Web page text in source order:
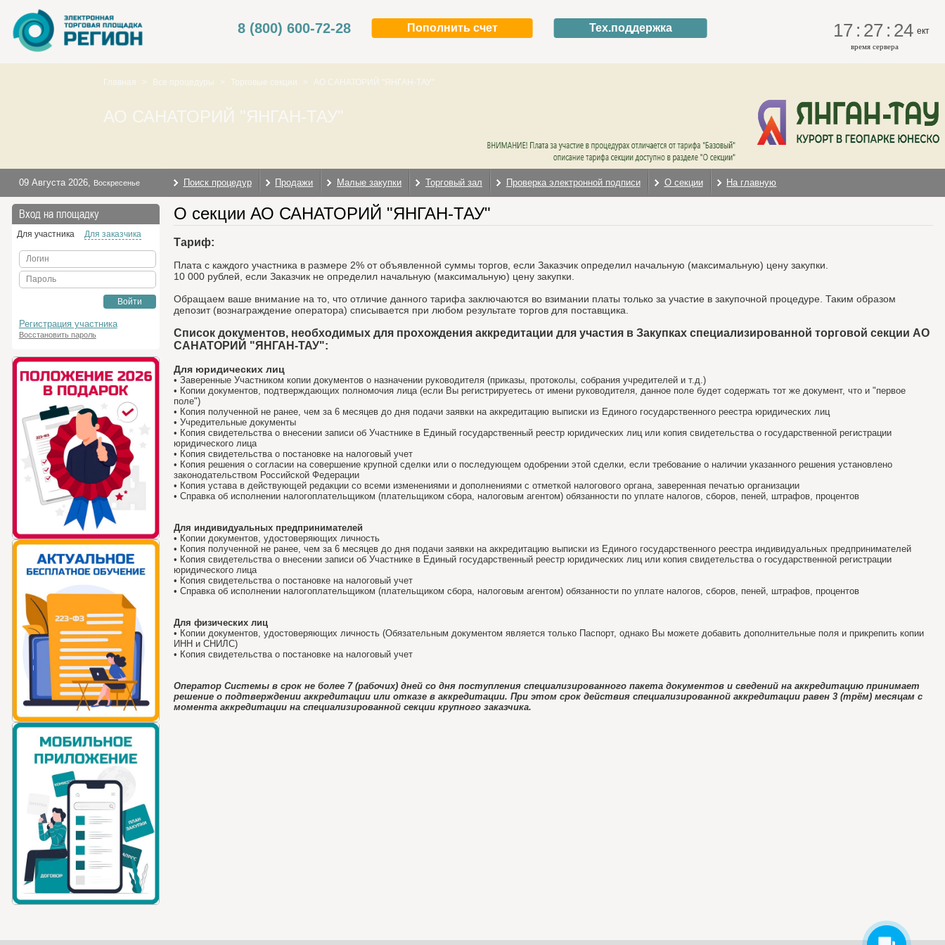
8 (800) 600-72-28 Пополнить счет Тех.поддержка 17 : 27 : 24 ект
время сервера
Главная > Все процедуры > Торговые секции > АО САНАТОРИЙ "ЯНГАН-ТАУ"
АО САНАТОРИЙ "ЯНГАН-ТАУ"
09 Августа 2026, Воскресенье Поиск процедур Продажи Малые закупки Торговый зал Проверка электронной подписи О секции На главную
Вход на площадку
Для участника Для заказчика
Логин
Пароль
Войти
Регистрация участника
Восстановить пароль
О секции АО САНАТОРИЙ "ЯНГАН-ТАУ"
Тариф:
Плата с каждого участника в размере 2% от объявленной суммы торгов, если Заказчик определил начальную (максимальную) цену закупки.
10 000 рублей, если Заказчик не определил начальную (максимальную) цену закупки.
Обращаем ваше внимание на то, что отличие данного тарифа заключаются во взимании платы только за участие в закупочной процедуре. Таким образом
депозит (вознаграждение оператора) списывается при любом результате торгов для поставщика.
Список документов, необходимых для прохождения аккредитации для участия в Закупках специализированной торговой секции АО
САНАТОРИЙ "ЯНГАН-ТАУ":
Для юридических лиц
• Заверенные Участником копии документов о назначении руководителя (приказы, протоколы, собрания учредителей и т.д.)
• Копии документов, подтверждающих полномочия лица (если Вы регистрируетесь от имени руководителя, данное поле будет содержать тот же документ, что и "первое
поле")
• Копия полученной не ранее, чем за 6 месяцев до дня подачи заявки на аккредитацию выписки из Единого государственного реестра юридических лиц
• Учредительные документы
• Копия свидетельства о внесении записи об Участнике в Единый государственный реестр юридических лиц или копия свидетельства о государственной регистрации
юридического лица
• Копия свидетельства о постановке на налоговый учет
• Копия решения о согласии на совершение крупной сделки или о последующем одобрении этой сделки, если требование о наличии указанного решения установлено
законодательством Российской Федерации
• Копия устава в действующей редакции со всеми изменениями и дополнениями с отметкой налогового органа, заверенная печатью организации
• Cправка об исполнении налогоплательщиком (плательщиком сбора, налоговым агентом) обязанности по уплате налогов, сборов, пеней, штрафов, процентов
Для индивидуальных предпринимателей
• Копии документов, удостоверяющих личность
• Копия полученной не ранее, чем за 6 месяцев до дня подачи заявки на аккредитацию выписки из Единого государственного реестра индивидуальных предпринимателей
• Копия свидетельства о внесении записи об Участнике в Единый государственный реестр юридических лиц или копия свидетельства о государственной регистрации
юридического лица
• Копия свидетельства о постановке на налоговый учет
• Cправка об исполнении налогоплательщиком (плательщиком сбора, налоговым агентом) обязанности по уплате налогов, сборов, пеней, штрафов, процентов
Для физических лиц
• Копии документов, удостоверяющих личность (Обязательным документом является только Паспорт, однако Вы можете добавить дополнительные поля и прикрепить копии
ИНН и СНИЛС)
• Копия свидетельства о постановке на налоговый учет
Оператор Системы в срок не более 7 (рабочих) дней со дня поступления специализированного пакета документов и сведений на аккредитацию принимает
решение о подтверждении аккредитации или отказе в аккредитации. При этом срок действия специализированной аккредитации равен 3 (трём) месяцам с
момента аккредитации на специализированной секции крупного заказчика.